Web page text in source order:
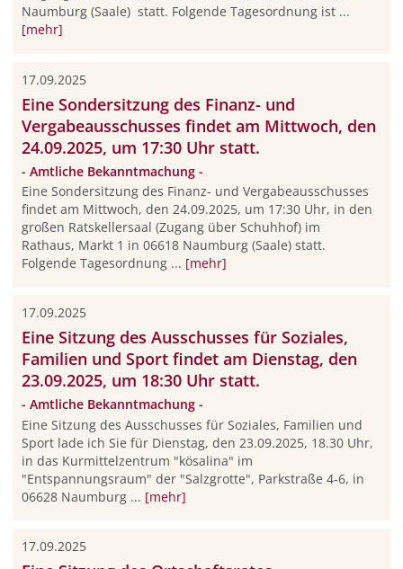
Naumburg (Saale) statt. Folgende Tagesordnung ist ...
[mehr]
17.09.2025
Eine Sondersitzung des Finanz- und
Vergabeausschusses findet am Mittwoch, den
24.09.2025, um 17:30 Uhr statt.
- Amtliche Bekanntmachung -
Eine Sondersitzung des Finanz- und Vergabeausschusses
findet am Mittwoch, den 24.09.2025, um 17:30 Uhr, in den
großen Ratskellersaal (Zugang über Schuhhof) im
Rathaus, Markt 1 in 06618 Naumburg (Saale) statt.
Folgende Tagesordnung ... [mehr]
17.09.2025
Eine Sitzung des Ausschusses für Soziales,
Familien und Sport findet am Dienstag, den
23.09.2025, um 18:30 Uhr statt.
- Amtliche Bekanntmachung -
Eine Sitzung des Ausschusses für Soziales, Familien und
Sport lade ich Sie für Dienstag, den 23.09.2025, 18.30 Uhr,
in das Kurmittelzentrum "kösalina" im
"Entspannungsraum" der "Salzgrotte", Parkstraße 4-6, in
06628 Naumburg ... [mehr]
17.09.2025